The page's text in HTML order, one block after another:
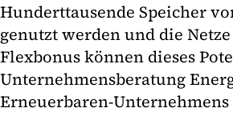
Hunderttausende Speicher
genutzt werden und die
Flexbonus können dieses
Unternehmensberatung
Erneuerbaren-Unternehmens